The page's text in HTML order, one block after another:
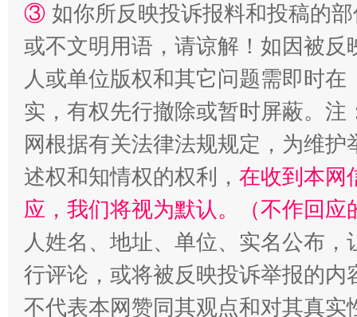
招工难、用工荒背后
③ 如你所反映投诉报料和投稿的
或不文明用语，请谅解！如因被
人或单位版权和其它问题需即时在
实，有权先行撤除或暂时屏蔽。
网根据有关法律法规规定，为维
述权和知情权的权利， 在收到本网
应，我们将视为默认。（不作回应
人姓名、地址、单位、实名公布
行评论，或将被反映投诉举报的
不代表本网赞同其观点和对其真实